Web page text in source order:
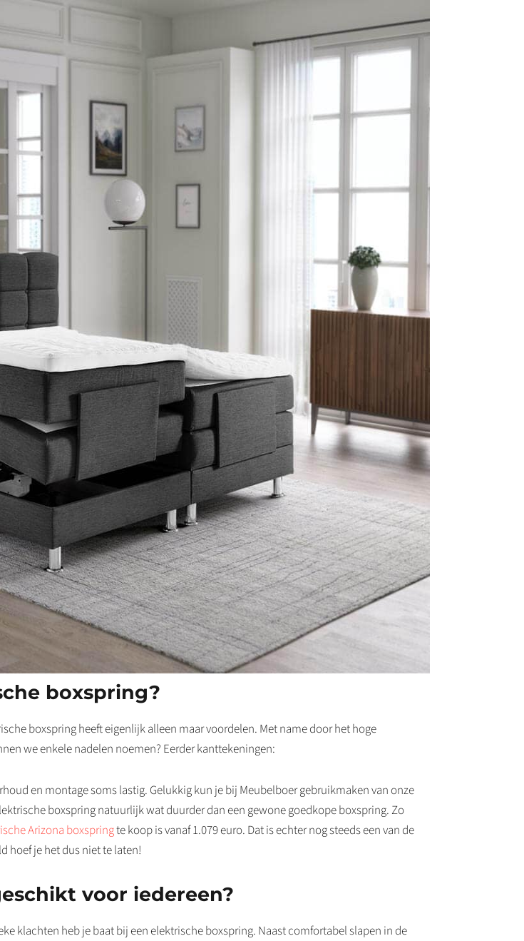
boxspring?
boxspring heeft eigenlijk alleen maar voordelen. Met name door het hoge
we enkele nadelen noemen? Eerder kanttekeningen:
en montage soms lastig. Gelukkig kun je bij Meubelboer gebruikmaken van onze
boxspring natuurlijk wat duurder dan een gewone goedkope boxspring. Zo
Arizona boxspringte koop is vanaf 1.079 euro. Dat is echter nog steeds een van de
hoef je het dus niet te laten!
voor iedereen?
klachten heb je baat bij een elektrische boxspring. Naast comfortabel slapen in de